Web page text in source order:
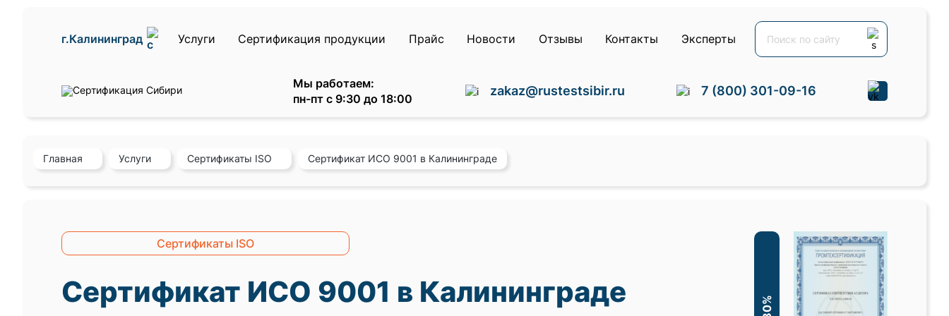
г.Калининград Услуги Сертификация продукции Прайс Новости Отзывы Контакты Эксперты
Мы работаем:
пн-пт с 9:30 до 18:00
zakaz@rustestsibir.ru 7 (800) 301-09-16
Главная Услуги Сертификаты ISO Сертификат ИСО 9001 в Калининграде
Сертификаты ISO
Сертификат ИСО 9001 в Калининграде